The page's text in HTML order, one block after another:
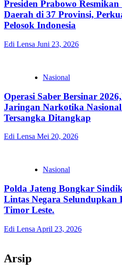
Presiden Prabowo
Daerah di 37 Provinsi,
Pelosok Indonesia
Edi Lensa Juni 23, 2026
Nasional
Operasi Saber Bersinar
Jaringan Narkotika
Tersangka Ditangkap
Edi Lensa Mei 20, 2026
Nasional
Polda Jateng Bongkar
Lintas Negara
Timor Leste.
Edi Lensa April 23, 2026
Arsip